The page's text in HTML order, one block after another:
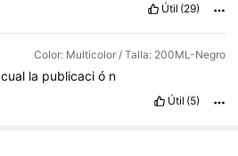
Útil (29)
Color: Multicolor / Talla: 200ML-Negro
cual la publicació n
Útil (5)